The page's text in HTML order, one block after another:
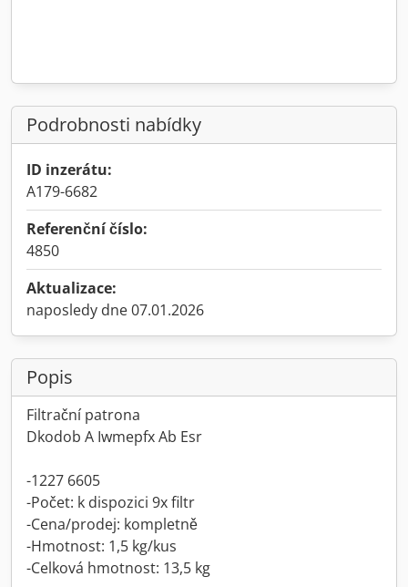
Podrobnosti nabídky
ID inzerátu:
A179-6682
Referenční číslo:
4850
Aktualizace:
naposledy dne 07.01.2026
Popis
Filtrační patrona
Dkodob A Iwmepfx Ab Esr
-1227 6605
-Počet: k dispozici 9x filtr
-Cena/prodej: kompletně
-Hmotnost: 1,5 kg/kus
-Celková hmotnost: 13,5 kg